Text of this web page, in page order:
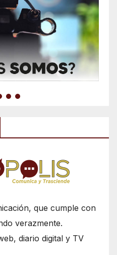
que cumple con
verazmente.
diario digital y TV